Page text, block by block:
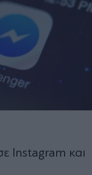
Instagram και